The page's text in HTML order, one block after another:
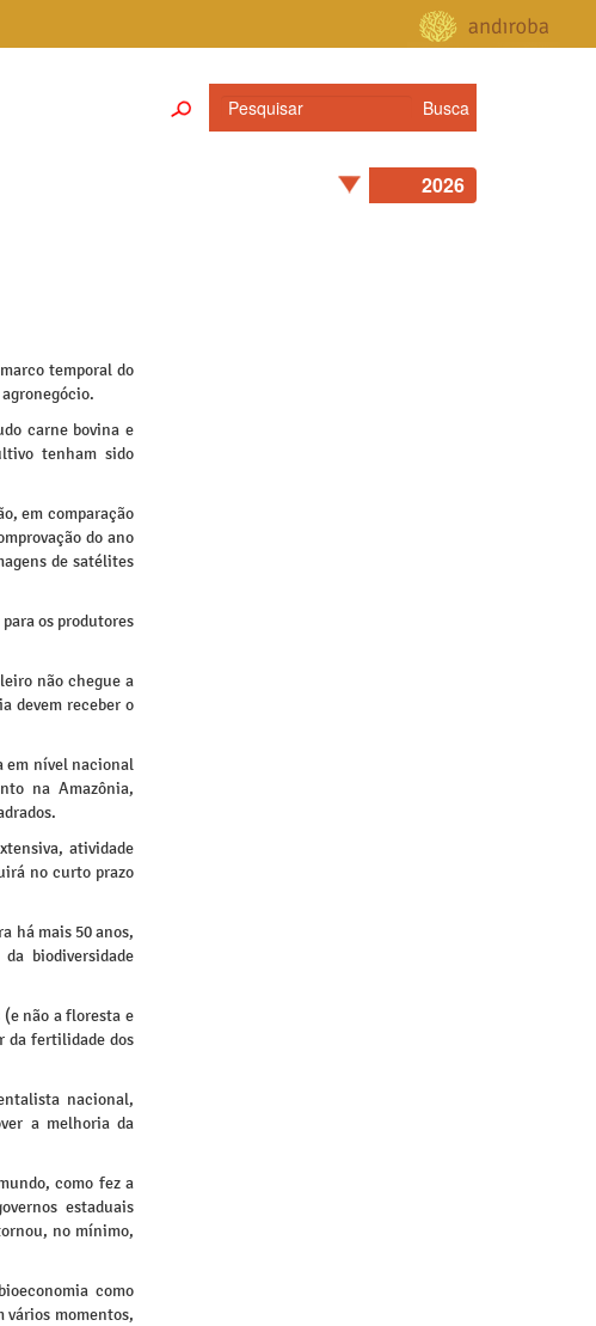
temporal do
carne bovina e
tenham sido
em comparação
do ano
de satélites
os produtores
não chegue a
devem receber o
em nível nacional
na Amazônia,
atividade
no curto prazo
há mais 50 anos,
biodiversidade
não a floresta e
da fertilidade dos
nacional,
a melhoria da
como fez a
estaduais
no mínimo,
como
vários momentos,